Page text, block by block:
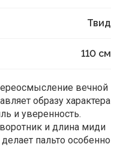
Твид
110 см
вечной
образу характера
и уверенность.
и длина миди
пальто особенно